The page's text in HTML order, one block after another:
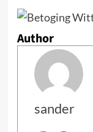
Author
sander